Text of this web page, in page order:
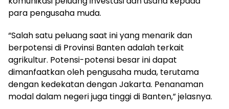
para pengusaha muda.
“Salah satu peluang saat ini yang menarik dan
berpotensi di Provinsi Banten adalah terkait
agrikultur. Potensi-potensi besar ini dapat
dimanfaatkan oleh pengusaha muda, terutama
dengan kedekatan dengan Jakarta. Penanaman
modal dalam negeri juga tinggi di Banten,” jelasnya.